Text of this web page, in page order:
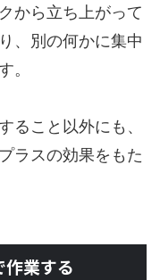
から立ち上がって
、別の何かに集中
。
ること以外にも、
ラスの効果をもた
業する